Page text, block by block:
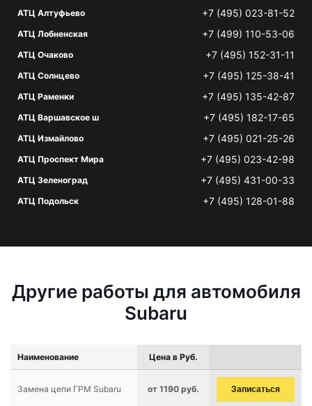
АТЦ Алтуфьево +7 (495) 023-81-52
АТЦ Лобненская +7 (499) 110-53-06
АТЦ Очаково +7 (495) 152-31-11
АТЦ Солнцево +7 (495) 125-38-41
АТЦ Раменки +7 (495) 135-42-87
АТЦ Варшавское ш +7 (495) 182-17-65
АТЦ Измайлово +7 (495) 021-25-26
АТЦ Проспект Мира +7 (495) 023-42-98
АТЦ Зеленоград +7 (495) 431-00-33
АТЦ Подольск +7 (495) 128-01-88
Другие работы для автомобиля
Subaru
Наименование Цена в Руб.
Замена цепи ГРМ Subaru от 1190 руб. Записаться